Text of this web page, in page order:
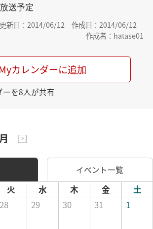
送予定
新日：2014/06/12 作成日：2014/06/12
作成者：hatase01
Myカレンダーに追加
ーを8人が共有
イベント一覧
火 水 木 金
土
28 29 30 31 1